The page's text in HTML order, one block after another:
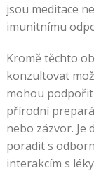
jsou meditace
imunitnímu
Kromě těchto
konzultovat
mohou
přírodní
nebo zázvor. Je
poradit s
interakcím s